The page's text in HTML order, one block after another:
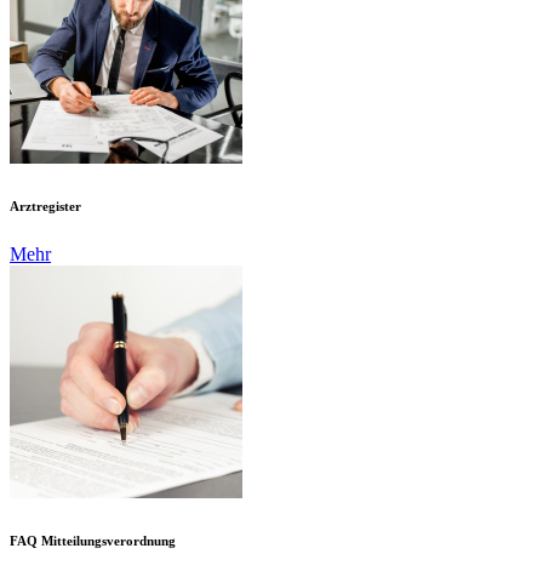
Arztregister
Mehr
FAQ Mitteilungsverordnung